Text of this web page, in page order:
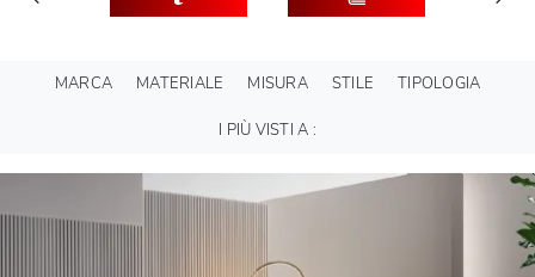
MARCA MATERIALE MISURA STILE TIPOLOGIA
I PIÙ VISTI A :